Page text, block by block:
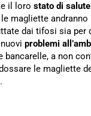
il loro stato di salute
magliette
dai tifosi sia per
problemi
a non
le magliette